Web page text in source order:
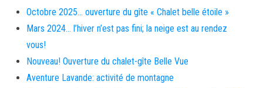
Octobre 2025… ouverture du gîte « Chalet belle étoile »
Mars 2024… l’hiver n’est pas fini; la neige est au rendez
vous!
Nouveau! Ouverture du chalet-gîte Belle Vue
Aventure Lavande: activité de montagne